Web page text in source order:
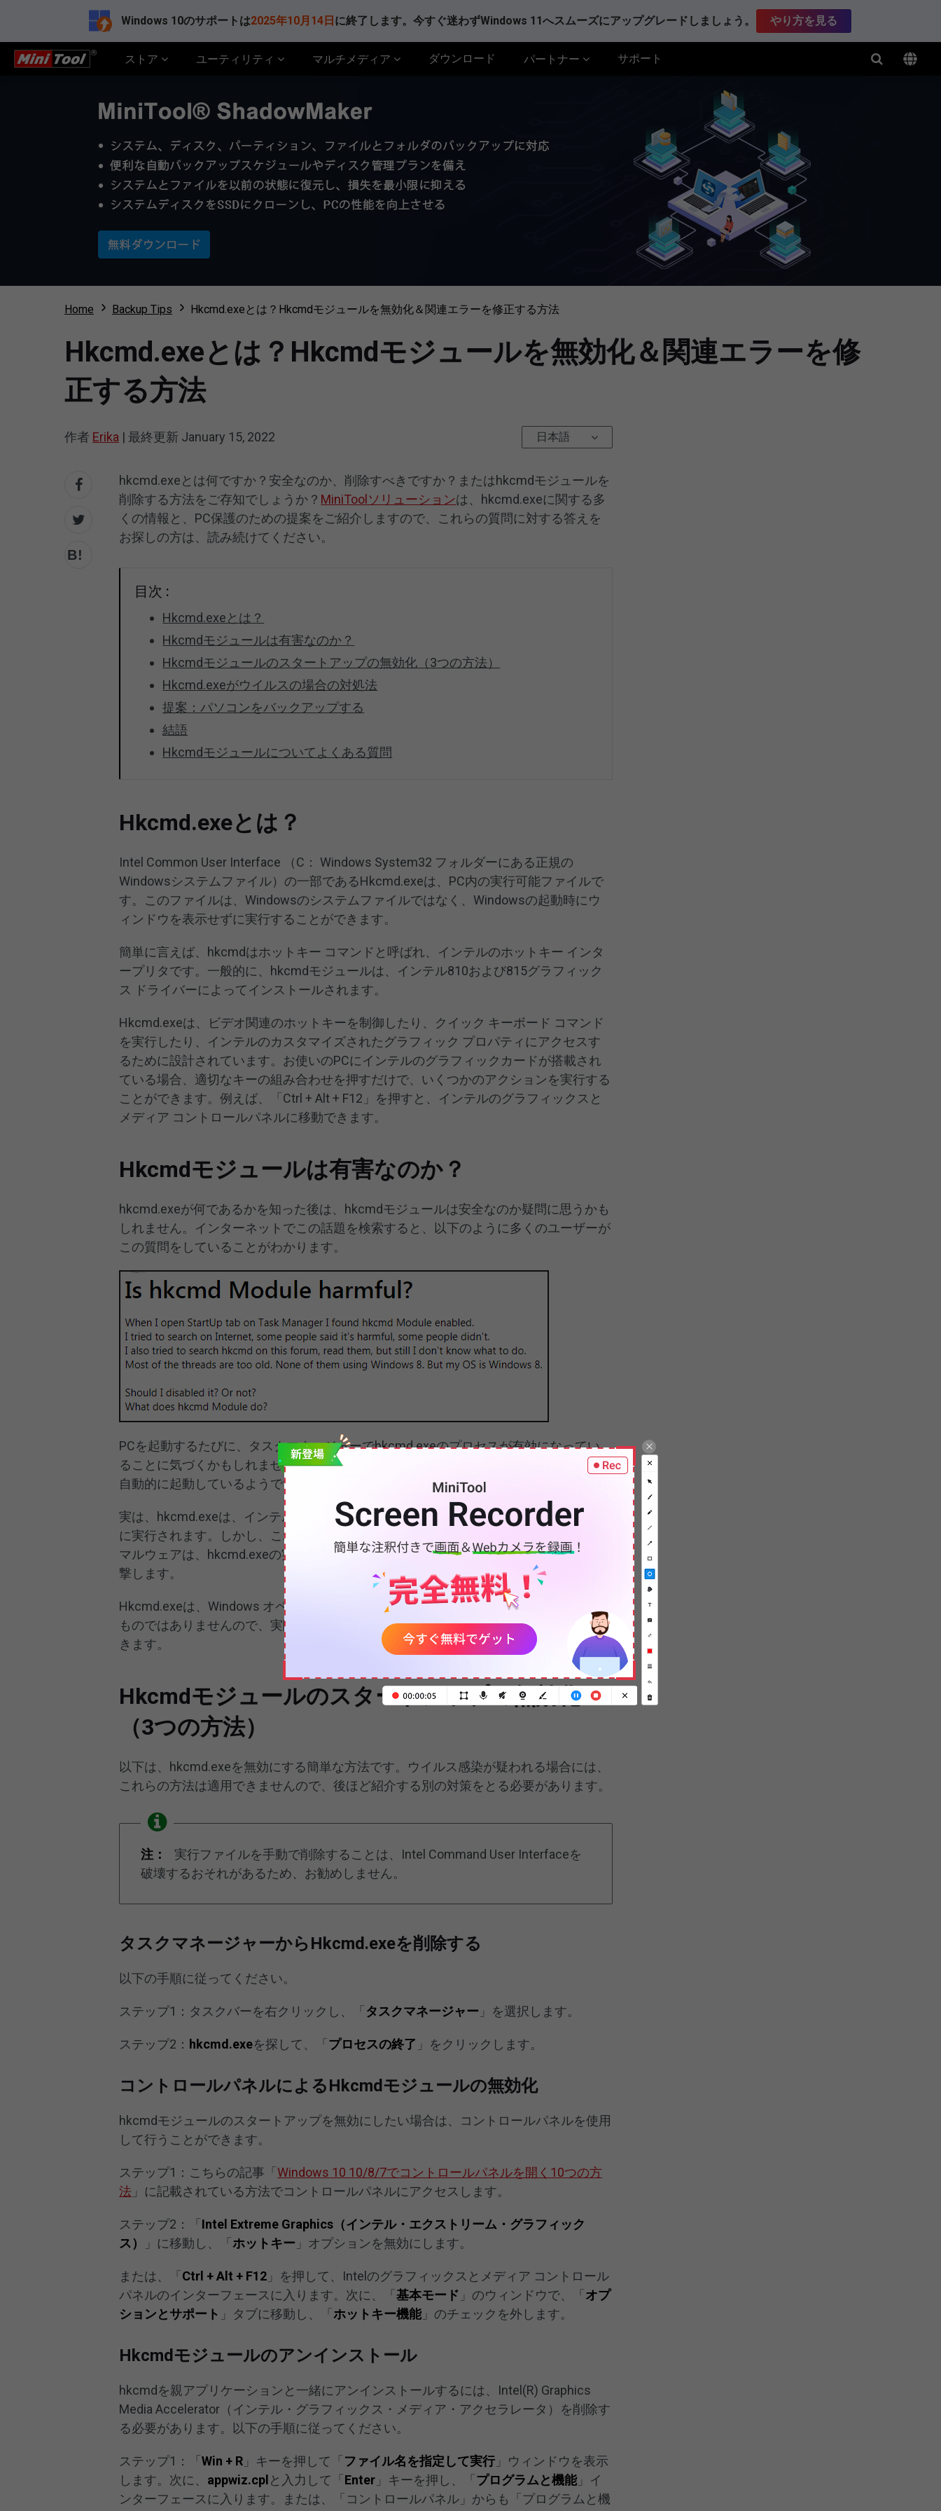
Windows 10のサポートは2025年10月14日 に終了します。今すぐ迷わずWindows 11へスムーズにアップグレードしましょう。 やり方を見る
ストア ユーティリティ マルチメディア ダウンロード パートナー サポート
Home Backup Tips Hkcmd.exeとは？Hkcmdモジュールを無効化＆関連エラーを修正する方法
Hkcmd.exeとは？Hkcmdモジュールを無効化＆関連エラーを修
正する方法
作者 Erika | 最終更新 January 15, 2022 日本語
hkcmd.exeとは何ですか？安全なのか、削除すべきですか？またはhkcmdモジュールを
削除する方法をご存知でしょうか？ MiniToolソリューションは、hkcmd.exeに関する多
くの情報と、PC保護のための提案をご紹介しますので、これらの質問に対する答えを
お探しの方は、読み続けてください。
目次 :
Hkcmd.exeとは？
Hkcmdモジュールは有害なのか？
Hkcmdモジュールのスタートアップの無効化（3つの方法）
Hkcmd.exeがウイルスの場合の対処法
提案：パソコンをバックアップする
結語
Hkcmdモジュールについてよくある質問
Hkcmd.exeとは？
Intel Common User Interface （C： Windows System32 フォルダーにある正規の
Windowsシステムファイル）の一部であるHkcmd.exeは、PC内の実行可能ファイルで
す。このファイルは、Windowsのシステムファイルではなく、Windowsの起動時にウ
ィンドウを表示せずに実行することができます。
簡単に言えば、hkcmdはホットキー コマンドと呼ばれ、インテルのホットキー インタ
ープリタです。一般的に、hkcmdモジュールは、インテル810および815グラフィック
ス ドライバーによってインストールされます。
Hkcmd.exeは、ビデオ関連のホットキーを制御したり、クイック キーボード コマンド
を実行したり、インテルのカスタマイズされたグラフィック プロパティにアクセスす
るために設計されています。お使いのPCにインテルのグラフィックカードが搭載され
ている場合、適切なキーの組み合わせを押すだけで、いくつかのアクションを実行する
ことができます。例えば、「Ctrl + Alt + F12」を押すと、インテルのグラフィックスと
メディア コントロールパネルに移動できます。
Hkcmdモジュールは有害なのか？
hkcmd.exeが何であるかを知った後は、hkcmdモジュールは安全なのか疑問に思うかも
しれません。インターネットでこの話題を検索すると、以下のように多くのユーザーが
この質問をしていることがわかります。
PCを起動するたびに、タスクマネージャーでhkcmd.exeのプロセスが有効になってい
ることに気づくかもしれません。このプロセスは、パソコンのスタートアップのたびに
自動的に起動しているようです。
実は、hkcmd.exeは、インテルが署名した純正のプロセスで、通常はシステムの起動時
に実行されます。しかし、これが感染されて問題を引き起こすことがあります。一部の
マルウェアは、hkcmd.exeの実行ファイルに偽装して、ユーザーのコンピューターを攻
撃します。
Hkcmd.exeは、Windows オペレーティング システムが正常に動作するために不可欠な
ものではありませんので、実際の状況に基づいてhkcmdモジュールを削除することもで
きます。
Hkcmdモジュールのスタートアップの無効化
（3つの方法）
以下は、hkcmd.exeを無効にする簡単な方法です。ウイルス感染が疑われる場合には、
これらの方法は適用できませんので、後ほど紹介する別の対策をとる必要があります。
注：
実行ファイルを手動で削除することは、Intel Command User Interfaceを
破壊するおそれがあるため、お勧めしません。
タスクマネージャーからHkcmd.exeを削除する
以下の手順に従ってください。
ステップ1：タスクバーを右クリックし、「 タスクマネージャー 」を選択します。
ステップ2： hkcmd.exeを探して、「 プロセスの終了 」をクリックします。
コントロールパネルによるHkcmdモジュールの無効化
hkcmdモジュールのスタートアップを無効にしたい場合は、コントロールパネルを使用
して行うことができます。
ステップ1：こちらの記事「Windows 10 10/8/7でコントロールパネルを開く10つの方
法 」に記載されている方法でコントロールパネルにアクセスします。
ステップ2：「 Intel Extreme Graphics（インテル・エクストリーム・グラフィック
ス）
」に移動し、「ホットキー 」オプションを無効にします。
または、「 Ctrl + Alt + F12 」を押して、Intelのグラフィックスとメディア コントロール
パネルのインターフェースに入ります。次に、「基本モード 」のウィンドウで、「 オプ
ションとサポート 」タブに移動し、「ホットキー機能」のチェックを外します。
Hkcmdモジュールのアンインストール
hkcmdを親アプリケーションと一緒にアンインストールするには、Intel(R) Graphics
Media Accelerator（インテル・グラフィックス・メディア・アクセラレータ）を削除す
る必要があります。以下の手順に従ってください。
ステップ1：「Win + R 」キーを押して「 ファイル名を指定して実行 」ウィンドウを表示
します。次に、 appwiz.cpl と入力して「 Enter 」キーを押し、「 プログラムと機能」イ
ンターフェースに入ります。または、「コントロールパネル」からも「プログラムと機